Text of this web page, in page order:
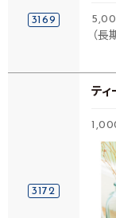
3169
（長
3172
ティ